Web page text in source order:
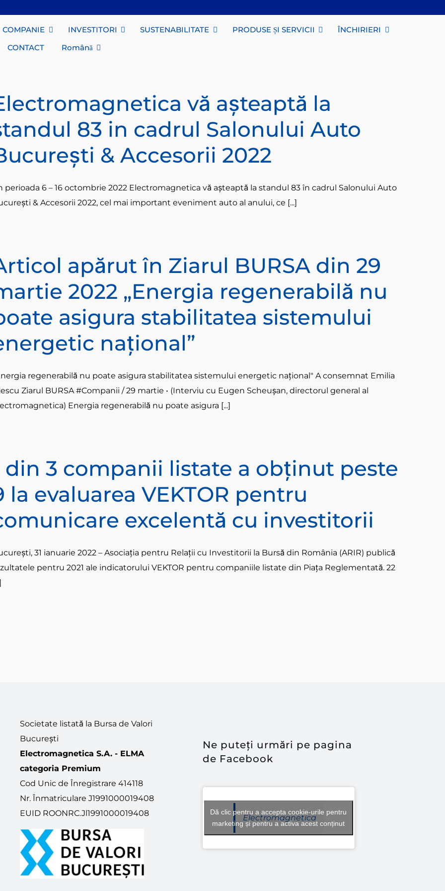
COMPANIE INVESTITORI SUSTENABILITATE PRODUSE ȘI SERVICII
ÎNCHIRIERI
CONTACT
Română
vă așteaptă la
83 in cadrul Salonului Auto
& Accesorii 2022
perioada 6 – 16 octombrie 2022 Electromagnetica vă așteaptă la standul 83 în cadrul Salonului Auto
& Accesorii 2022, cel mai important eveniment auto al anului, ce [...]
apărut în Ziarul BURSA din 29
2022 „Energia regenerabilă nu
asigura stabilitatea sistemului
naţional”
regenerabilă nu poate asigura stabilitatea sistemului energetic naţional" A consemnat Emilia
Ziarul BURSA #Companii / 29 martie • (Interviu cu Eugen Scheuşan, directorul general al
Energia regenerabilă nu poate asigura [...]
din 3 companii listate a obținut peste
la evaluarea VEKTOR pentru
excelentă cu investitorii
31 ianuarie 2022 – Asociația pentru Relații cu Investitorii la Bursă din România (ARIR) publică
pentru 2021 ale indicatorului VEKTOR pentru companiile listate din Piața Reglementată. 22
Societate listată la Bursa de Valori
București
Electromagnetica S.A. - ELMA
categoria Premium
Cod Unic de Înregistrare 414118
Nr. Înmatriculare J1991000019408
EUID ROONRC.Jl1991000019408
Ne puteți urmări pe pagina
de Facebook
Electromagnetica
Dă clic pentru a accepta cookie-urile pentru
marketing și pentru a activa acest conținut